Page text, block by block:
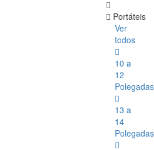
Portáteis
Ver
todos
10 a
12
Polegadas
13 a
14
Polegadas